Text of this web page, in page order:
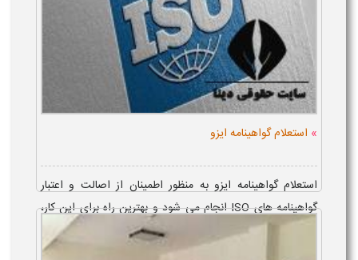
» استعلام گواهینامه ایزو
استعلام گواهینامه ایزو به منظور اطمینان از اصالت و اعتبار
گواهینامه های ISO انجام می شود و بهترین راه برای این کار،
بررسی مرجع صادر کننده از طریق سایت بین المللی اعتباربخشی